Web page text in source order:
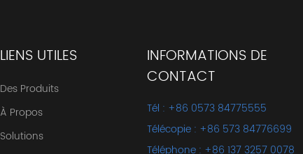
LIENS UTILES
Des Produits
À Propos
Solutions
INFORMATIONS DE
CONTACT
Tél : +86 0573 84775555
Télécopie : +86 573 84776699
Téléphone : +86 137 3257 0078